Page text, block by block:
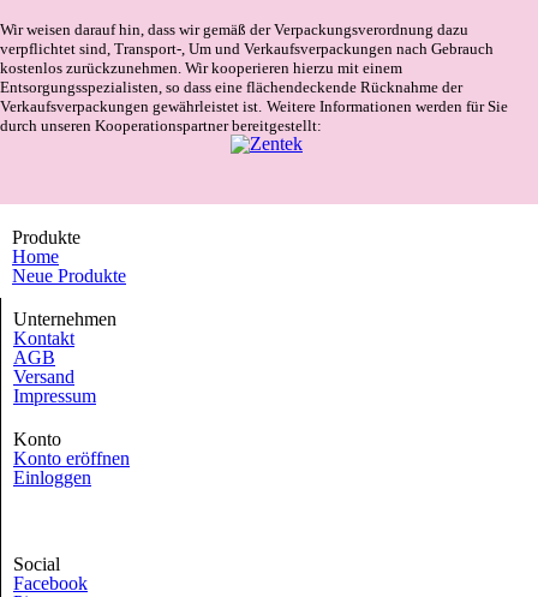
Wir weisen darauf hin, dass wir gemäß der Verpackungsverordnung dazu
verpflichtet sind, Transport-, Um und Verkaufsverpackungen nach Gebrauch
kostenlos zurückzunehmen. Wir kooperieren hierzu mit einem
Entsorgungsspezialisten, so dass eine flächendeckende Rücknahme der
Verkaufsverpackungen gewährleistet ist. Weitere Informationen werden für Sie
durch unseren Kooperationspartner bereitgestellt:
Produkte
Home
Neue Produkte
Unternehmen
Kontakt
AGB
Versand
Impressum
Konto
Konto eröffnen
Einloggen
Social
Facebook